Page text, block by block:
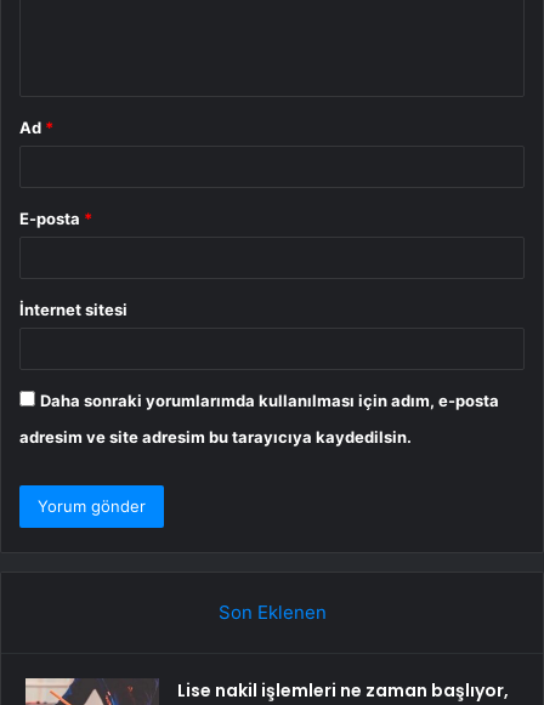
Ad *
E-posta *
İnternet sitesi
Daha sonraki yorumlarımda kullanılması için adım, e-posta
adresim ve site adresim bu tarayıcıya kaydedilsin.
Son Eklenen
Lise nakil işlemleri ne zaman başlıyor,